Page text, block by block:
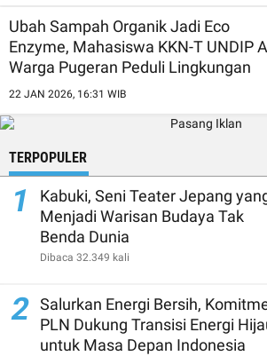
Ubah Sampah Organik Jadi Eco
Enzyme, Mahasiswa KKN-T UNDIP
Warga Pugeran Peduli Lingkungan
22 JAN 2026, 16:31 WIB
TERPOPULER
1
Kabuki, Seni Teater Jepang
Menjadi Warisan Budaya Tak
Benda Dunia
Dibaca 32.349 kali
2 Salurkan Energi Bersih,
PLN Dukung Transisi Energi
untuk Masa Depan Indonesia